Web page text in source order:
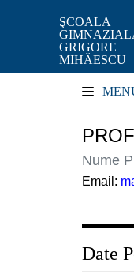
ŞCOALA
GRIGORE
MIHĂESCU
Nume
Email:
Date